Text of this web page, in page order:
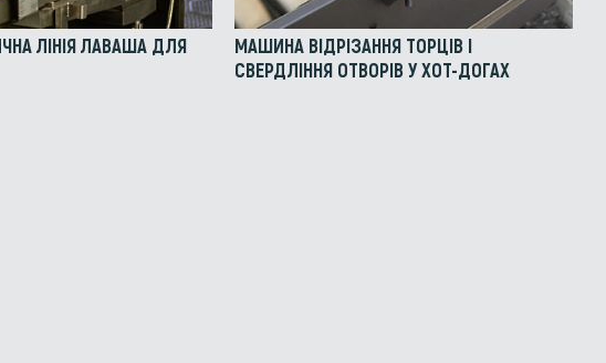
ЛІНІЯ ЛАВАША ДЛЯ
МАШИНА ВІДРІЗАННЯ ТОРЦІВ І
СВЕРДЛІННЯ ОТВОРІВ У ХОТ-ДОГАХ